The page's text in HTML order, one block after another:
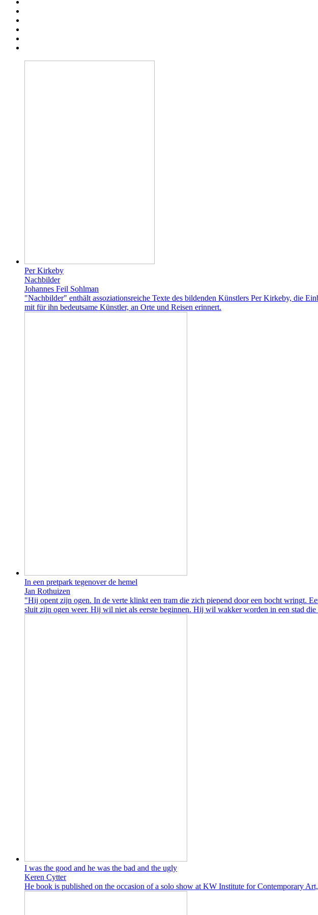
Per Kirkeby
Nachbilder
Johannes Feil Sohlman
"Nachbilder" enthält assoziationsreiche Texte des bildenden Künstlers Per Kirkeby, die
mit für ihn bedeutsame Künstler, an Orte und Reisen erinnert.
In een pretpark tegenover de hemel
Jan Rothuizen
"Hij opent zijn ogen. In de verte klinkt een tram die zich piepend door een bocht wringt.
sluit zijn ogen weer. Hij wil niet als eerste beginnen. Hij wil wakker worden in een stad
I was the good and he was the bad and the ugly
Keren Cytter
He book is published on the occasion of a solo show at KW Institute for Contemporary